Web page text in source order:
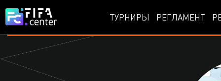
ТУРНИРЫ РЕГЛАМЕНТ